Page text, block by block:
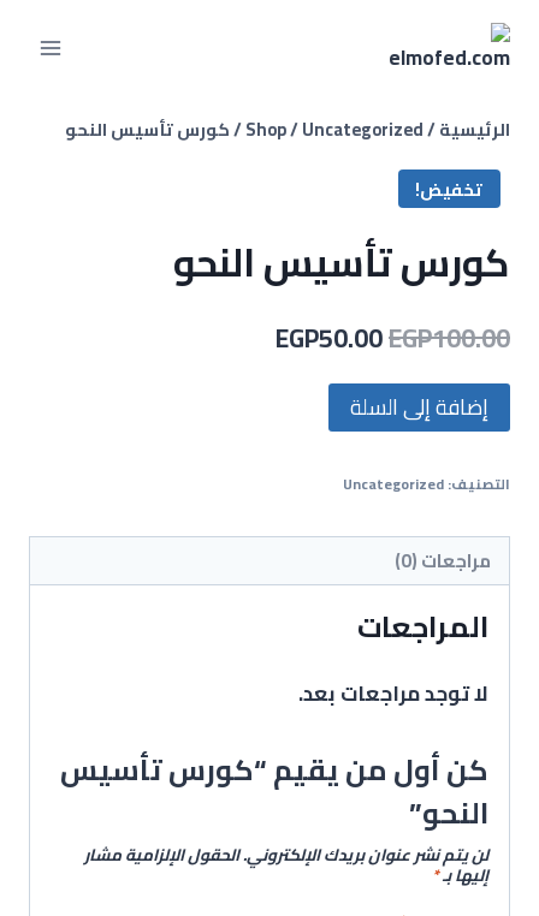
الرئيسية/
Shop/Uncategorized
/كورس تأسيس النحو
تخفيض!
كورس تأسيس النحو
EGP100.00
EGP50.00
إضافة إلى السلة
التصنيف:Uncategorized
مراجعات (0)
المراجعات
لا توجد مراجعات بعد.
كن أول من يقيم “كورس تأسيس
النحو”
لن يتم نشر عنوان بريدك الإلكتروني.الحقول الإلزامية مشار
إليها بـ*